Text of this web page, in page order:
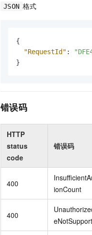
JSON 格式
{
"RequestId" :
}
错误码
HTTP
status
code
错误码
400
ionCount
400